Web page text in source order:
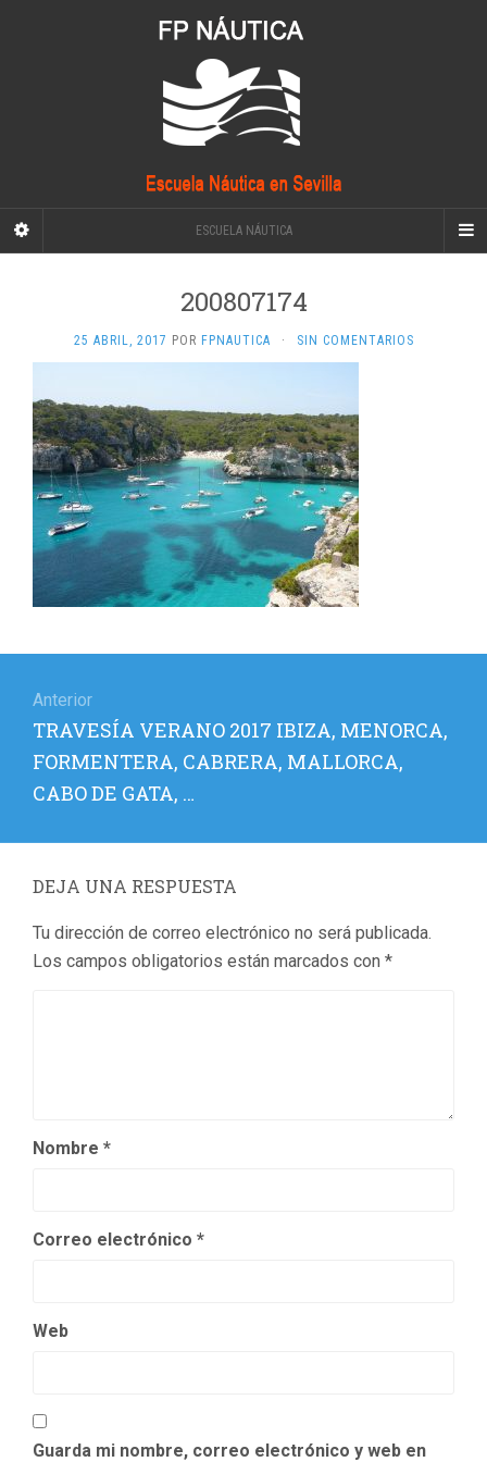
ESCUELA NÁUTICA
200807174
25 ABRIL, 2017 POR FPNAUTICA · SIN COMENTARIOS
de
entradas
Anterior
Entrada
anterior:
TRAVESÍA VERANO 2017 IBIZA, MENORCA,
FORMENTERA, CABRERA, MALLORCA,
CABO DE GATA, …
DEJA UNA RESPUESTA
Tu dirección de correo electrónico no será publicada.
Los campos obligatorios están marcados con *
Nombre *
Correo electrónico *
Web
Guarda mi nombre, correo electrónico y web en